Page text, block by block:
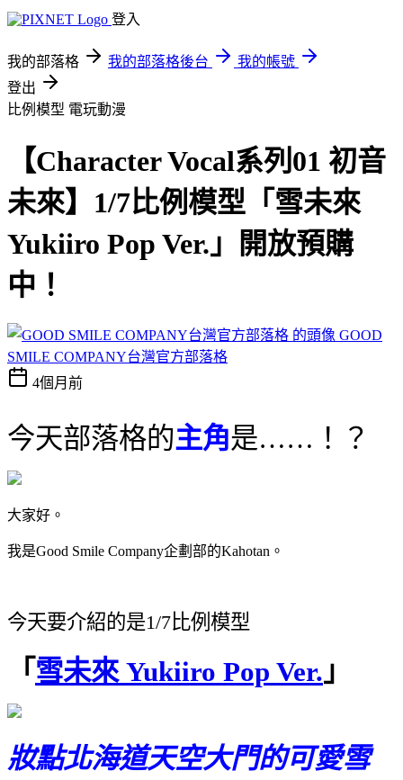
登入
我的部落格 我的部落格後台
我的帳號
登出
比例模型 電玩動漫
【Character Vocal系列01 初音
未來】1/7比例模型「雪未來
Yukiiro Pop Ver.」開放預購
中！
GOOD
SMILE COMPANY台灣官方部落格
4個月前
今天部落格的主角是……！？
大家好。
我是Good Smile Company企劃部的Kahotan。
今天要介紹的是1/7比例模型
「 雪未來 Yukiiro Pop Ver. 」
妝點北海道天空大門的可愛雪